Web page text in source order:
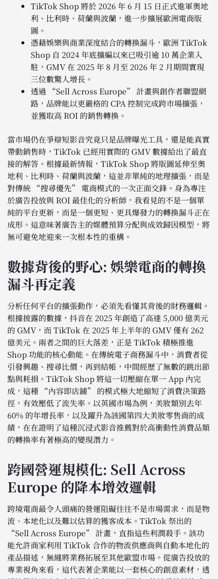
TikTok Shop 將於 2026 年 6 月 15 日正式進軍奧地
利、比利時、荷蘭與波蘭，進一步擴展歐洲電商版
圖。
憑藉娛樂與商業深度結合的轉換漏斗，歐洲 TikTok
Shop 自 2024 年底擴編以來已吸引逾 10 萬企業入
駐，GMV 在 2025 年 8 月至 2026 年 2 月期間實現
三位數驚人增長。
透過 “Sell Across Europe” 計畫與創作者聯盟網
路，品牌能以更嚴格的 CPA 控制完成跨市場擴張，
並獲取高 ROI 的銷售轉換。
當市場仍在爭辯短影音究竟只是品牌曝光工具，還是能真實
帶動銷售時，TikTok 已經用實際的 GMV 數據給出了最直
接的解答。根據最新情報，TikTok Shop 將版圖延伸至奧
地利、比利時、荷蘭與波蘭，這並非單純的地理擴張，而是
對傳統 “搜尋優先” 電商模式的一次正面交鋒。身為專注
於廣告投放與 ROI 最佳化的分析師，我看見的不是一個單
純的平台更新，而是一個更短、更具爆發力的轉換漏斗正在
成形。這意味著廣告主的媒體預算分配與成效歸因模型，將
無可避免地迎來一次根本性的重構。
數據背後的野心: 娛樂電商的轉換
漏斗再定義
分析任何平台的擴張動作，必須先看懂其背後的財務邏輯。
根據披露的數據，抖音在 2025 年創造了高達 5,000 億美元
的 GMV，而 TikTok 在 2025 年上半年的 GMV 僅有 262
億美元。兩者之間的巨大落差，正是 TikTok 積極推進
Shop 功能的核心動能。在傳統電子商務漏斗中，消費者從
引發興趣、搜尋比價，再到結帳，中間經歷了無數的跳出節
點與耗損。TikTok Shop 將這一切壓縮在單一 App 內完
成，這種 “內容即店鋪” 的模式極大地縮短了消費決策路
徑，有效壓低了流失率。以英國市場為例，美妝類別去年
60% 的年增長率，以及躍升為該國第四大美妝零售商的成
績，在在證明了這種沉浸式影音推薦對於高衝動性消費品類
的轉換率有著極高的變現潛力。
跨國營運規模化: Sell Across
Europe 的降本增效邏輯
跨境電商最令人頭痛的營運阻礙往往不是市場需求，而是物
流、本地化以及難以估算的獲客成本。TikTok 祭出的
“Sell Across Europe” 計畫，直指這些利潤殺手。該功
能允許商家利用 TikTok 合作的物流供應商與自動本地化的
產品描述，無縫將業務拓展至其他歐盟市場。從廣告投放的
專業視角來看，這代表著企業能以一套核心的創意素材，透